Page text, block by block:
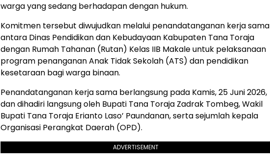
warga yang sedang berhadapan dengan hukum.
Komitmen tersebut diwujudkan melalui penandatanganan kerja sama
antara Dinas Pendidikan dan Kebudayaan Kabupaten Tana Toraja
dengan Rumah Tahanan (Rutan) Kelas IIB Makale untuk pelaksanaan
program penanganan Anak Tidak Sekolah (ATS) dan pendidikan
kesetaraan bagi warga binaan.
Penandatanganan kerja sama berlangsung pada Kamis, 25 Juni 2026,
dan dihadiri langsung oleh Bupati Tana Toraja Zadrak Tombeg, Wakil
Bupati Tana Toraja Erianto Laso’ Paundanan, serta sejumlah kepala
Organisasi Perangkat Daerah (OPD).
ADVERTISEMENT